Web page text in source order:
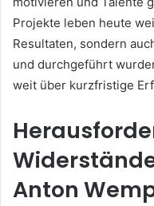
Projekte leben heute
Resultaten, sondern
und durchgeführt
weit über kurzfristige
Anton